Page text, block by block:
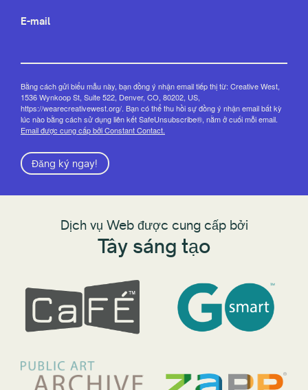
E-mail
Bằng cách gửi biểu mẫu này, bạn đồng ý nhận email tiếp thị từ: Creative West,
1536 Wynkoop St, Suite 522, Denver, CO, 80202, US,
https://wearecreativewest.org/. Bạn có thể thu hồi sự đồng ý nhận email bất kỳ
lúc nào bằng cách sử dụng liên kết SafeUnsubscribe®, nằm ở cuối mỗi email.
Email được cung cấp bởi Constant Contact.
Đăng ký ngay!
Dịch vụ Web được cung cấp bởi
Tây sáng tạo